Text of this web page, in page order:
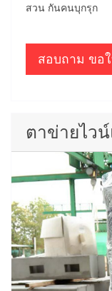
สวน กันคนบุกรุก
สอบถาม ขอ
ตาข่ายไว